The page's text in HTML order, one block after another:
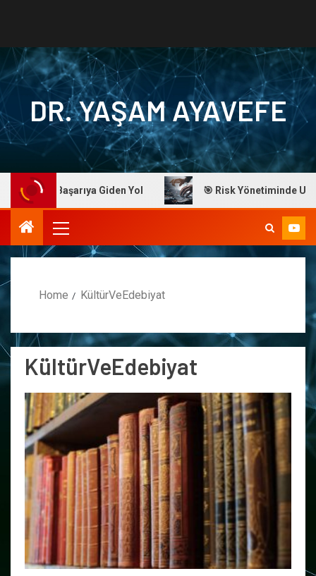
DR. YAŞAM AYAVEFE
Başarıya Giden Yol 🎯 Risk Yönetiminde
Home KültürVeEdebiyat
KültürVeEdebiyat